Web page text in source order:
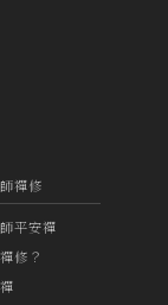
禪修
平安禪
修？